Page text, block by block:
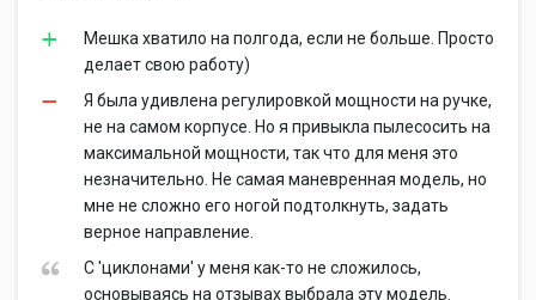
Мешка хватило на полгода, если не больше. Просто
делает свою работу)
Я была удивлена регулировкой мощности на ручке,
не на самом корпусе. Но я привыкла пылесосить на
максимальной мощности, так что для меня это
незначительно. Не самая маневренная модель, но
мне не сложно его ногой подтолкнуть, задать
верное направление.
С 'циклонами' у меня как-то не сложилось,
основываясь на отзывах выбрала эту модель.